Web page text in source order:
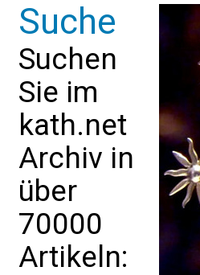
Suche
Suchen
Sie im
kath.net
Archiv in
über
70000
Artikeln: